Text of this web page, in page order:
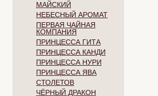
МАЙСКИЙ
НЕБЕСНЫЙ АРОМАТ
ПЕРВАЯ ЧАЙНАЯ
КОМПАНИЯ
ПРИНЦЕССА ГИТА
ПРИНЦЕССА КАНДИ
ПРИНЦЕССА НУРИ
ПРИНЦЕССА ЯВА
СТОЛЕТОВ
ЧЁРНЫЙ ДРАКОН